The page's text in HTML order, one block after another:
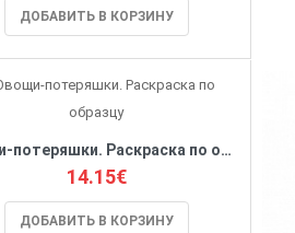
ДОБАВИТЬ В КОРЗИНУ
Овощи-потеряшки. Раскраска по образцу
14.15€
ДОБАВИТЬ В КОРЗИНУ